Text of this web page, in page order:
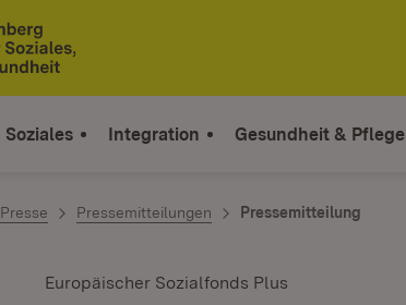
Soziales Integration Gesundheit & Pflege
Presse Pressemitteilungen Pressemitteilung
Europäischer Sozialfonds Plus